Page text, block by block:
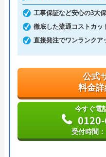
本社所在地
〒542-
大阪府大
―スマイ
工事保証など安心の3大
徹底した流通コストカッ
直接発注でワンランクア
公式
料金
今すぐ電
受付時間